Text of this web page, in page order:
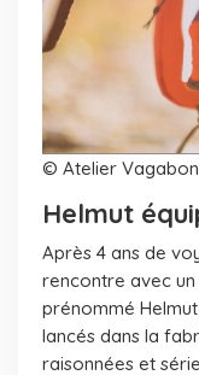
© Atelier
Helmut
Après 4 ans de
rencontre avec
prénommé
lancés dans la
raisonnées et